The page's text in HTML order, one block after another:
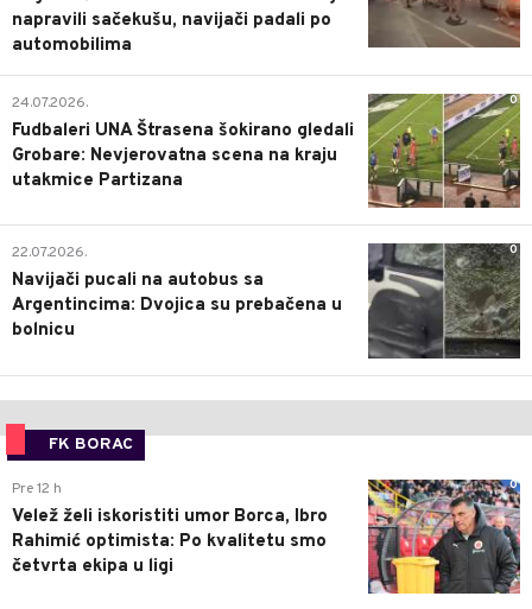
napravili sačekušu, navijači padali po
automobilima
0
24.07.2026.
Fudbaleri UNA Štrasena šokirano gledali
Grobare: Nevjerovatna scena na kraju
utakmice Partizana
0
22.07.2026.
Navijači pucali na autobus sa
Argentincima: Dvojica su prebačena u
bolnicu
FK BORAC
0
Pre 12 h
Velež želi iskoristiti umor Borca, Ibro
Rahimić optimista: Po kvalitetu smo
četvrta ekipa u ligi